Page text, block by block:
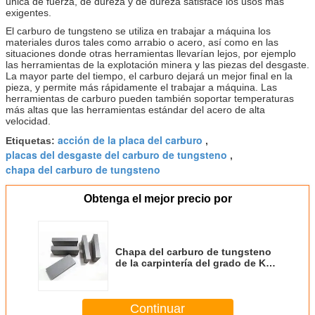
AB10 K40 13.8-14.2
exigentes.
El carburo de tungsteno se utiliza en trabajar a máquina los
materiales duros tales como arrabio o acero, así como en las
situaciones donde otras herramientas llevarían lejos, por ejemplo
las herramientas de la explotación minera y las piezas del desgaste.
La mayor parte del tiempo, el carburo dejará un mejor final en la
pieza, y permite más rápidamente el trabajar a máquina. Las
herramientas de carburo pueden también soportar temperaturas
más altas que las herramientas estándar del acero de alta
velocidad.
Etiquetas: acción de la placa del carburo ,
placas del desgaste del carburo de tungsteno ,
chapa del carburo de tungsteno
Obtenga el mejor precio por
Chapa del carburo de tungsteno
de la carpintería del grado de K
Continuar